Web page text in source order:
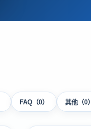
FAQ（0） 其他（0）